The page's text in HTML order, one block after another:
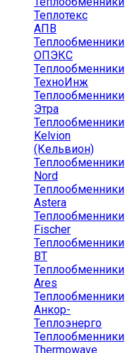
Теплотекс
АПВ
Теплообменники
ОПЭКС
Теплообменники
ТехноИнж
Теплообменники
Этра
Теплообменники
Kelvion
(Кельвион)
Теплообменники
Nord
Теплообменники
Astera
Теплообменники
Fischer
Теплообменники
ВТ
Теплообменники
Ares
Теплообменники
Анкор-
Теплоэнерго
Теплообменники
Thermowave